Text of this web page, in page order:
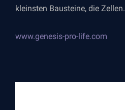
kleinsten Bausteine, die Zellen.
www.genesis-pro-life.com